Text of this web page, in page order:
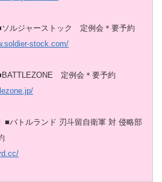
ソルジャーストック 定例会＊要予約
stock.com/
定例会＊要予約
■バトルランド 刃斗留自衛軍 対 侵略部